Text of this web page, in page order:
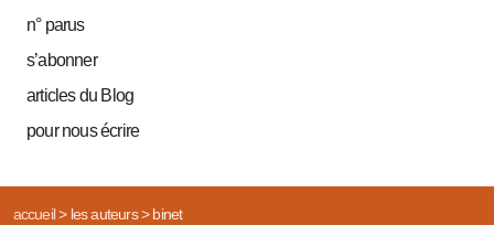
n° parus
s’abonner
articles du Blog
pour nous écrire
accueil> les auteurs> binet